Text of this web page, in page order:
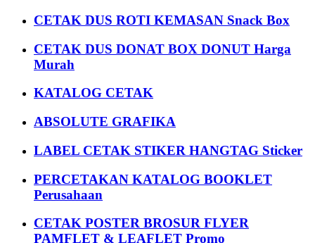
CETAK DUS ROTI KEMASAN Snack Box
CETAK DUS DONAT BOX DONUT Harga
Murah
KATALOG CETAK
ABSOLUTE GRAFIKA
LABEL CETAK STIKER HANGTAG Sticker
PERCETAKAN KATALOG BOOKLET
Perusahaan
CETAK POSTER BROSUR FLYER
PAMFLET & LEAFLET Promo